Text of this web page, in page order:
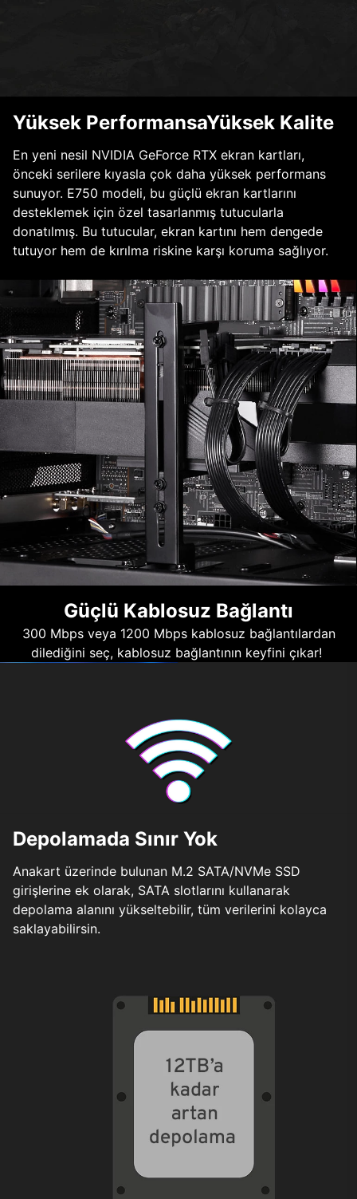
Yüksek PerformansaYüksek Kalite
En yeni nesil NVIDIA GeForce RTX ekran kartları,
önceki serilere kıyasla çok daha yüksek performans
sunuyor. E750 modeli, bu güçlü ekran kartlarını
desteklemek için özel tasarlanmış tutucularla
donatılmış. Bu tutucular, ekran kartını hem dengede
tutuyor hem de kırılma riskine karşı koruma sağlıyor.
Güçlü Kablosuz Bağlantı
300 Mbps veya 1200 Mbps kablosuz bağlantılardan
dilediğini seç, kablosuz bağlantının keyfini çıkar!
Depolamada Sınır Yok
Anakart üzerinde bulunan M.2 SATA/NVMe SSD
girişlerine ek olarak, SATA slotlarını kullanarak
depolama alanını yükseltebilir, tüm verilerini kolayca
saklayabilirsin.